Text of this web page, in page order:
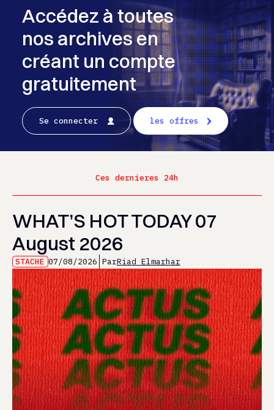
Accédez à toutes
nos archives en
créant un compte
gratuitement
Se connecter les offres
Ces dernieres 24h
WHAT’S HOT TODAY 07
August 2026
STACHE 07/08/2026 ParRiad Elmarhar